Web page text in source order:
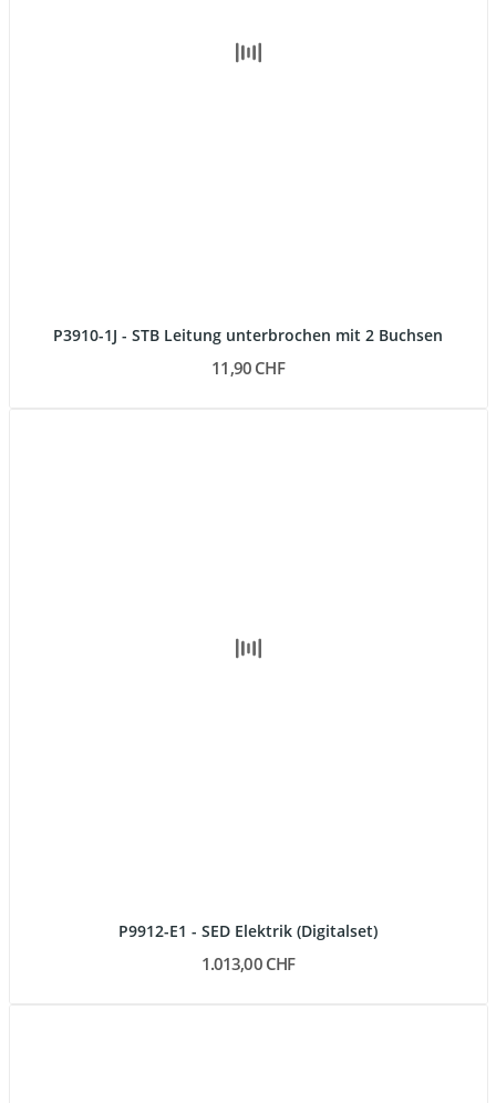
P3910-1J - STB Leitung unterbrochen mit 2 Buchsen
11,90 CHF
P9912-E1 - SED Elektrik (Digitalset)
1.013,00 CHF